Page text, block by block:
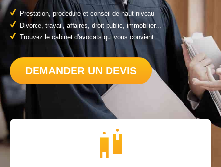
Prestation, procédure et conseil de haut niveau
Divorce, travail, affaires, droit public, immobilier...
Trouvez le cabinet d'avocats qui vous convient
DEMANDER UN DEVIS